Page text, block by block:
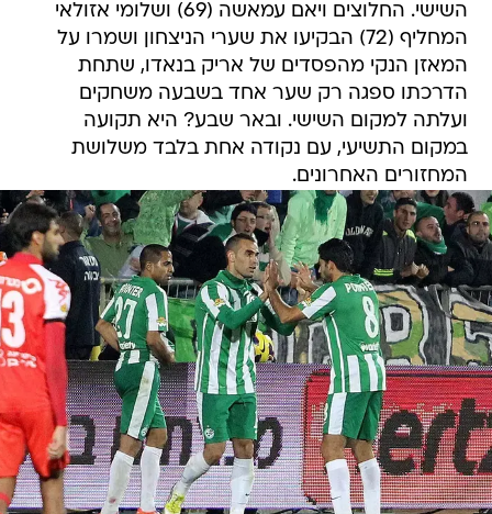
השישי. החלוצים ויאם עמאשה (69) ושלומי אזולאי
המחליף (72) הבקיעו את שערי הניצחון ושמרו על
המאזן הנקי מהפסדים של אריק בנאדו, שתחת
הדרכתו ספגה רק שער אחד בשבעה משחקים
ועלתה למקום השישי. ובאר שבע? היא תקועה
במקום התשיעי, עם נקודה אחת בלבד משלושת
המחזורים האחרונים.